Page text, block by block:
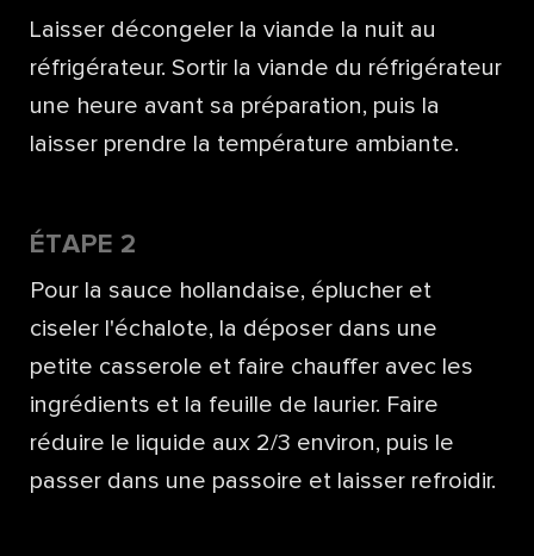
Laisser décongeler la viande la nuit au
réfrigérateur. Sortir la viande du réfrigérateur
une heure avant sa préparation, puis la
laisser prendre la température ambiante.
ÉTAPE 2
Pour la sauce hollandaise, éplucher et
ciseler l'échalote, la déposer dans une
petite casserole et faire chauffer avec les
ingrédients et la feuille de laurier. Faire
réduire le liquide aux 2/3 environ, puis le
passer dans une passoire et laisser refroidir.